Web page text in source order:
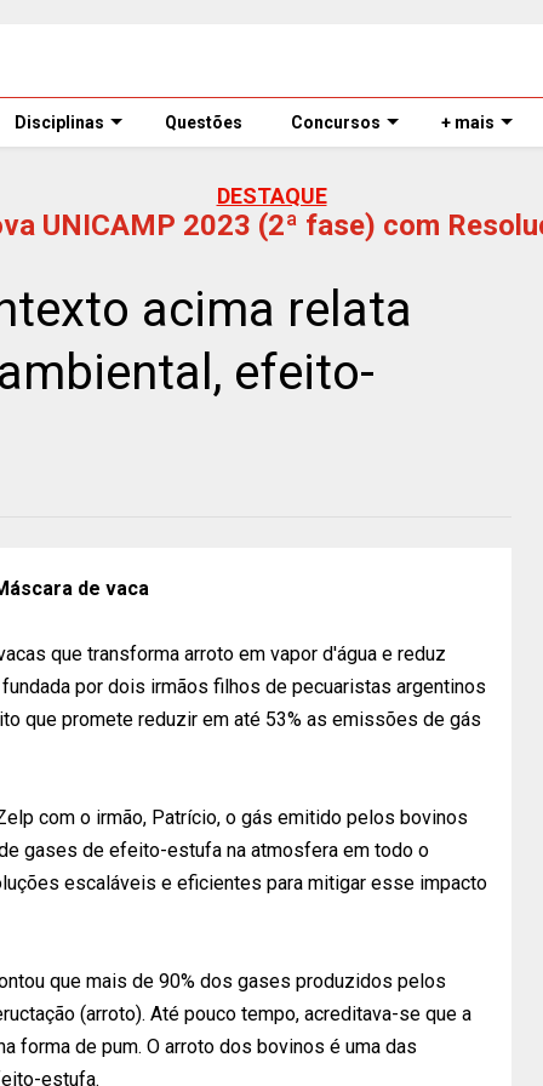
Disciplinas Questões Concursos + mais
DESTAQUE
UNICAMP 2023 (2ª fase) com
acima relata
efeito-
de vaca
que transforma arroto em vapor d'água e reduz
por dois irmãos filhos de pecuaristas argentinos
que promete reduzir em até 53% as emissões de gás
com o irmão, Patrício, o gás emitido pelos bovinos
gases de efeito-estufa na atmosfera em todo o
escaláveis e eficientes para mitigar esse impacto
que mais de 90% dos gases produzidos pelos
(arroto). Até pouco tempo, acreditava-se que a
forma de pum. O arroto dos bovinos é uma das
estufa.